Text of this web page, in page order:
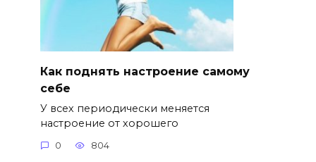
Как поднять настроение самому
себе
У всех периодически меняется
настроение от хорошего
0 804